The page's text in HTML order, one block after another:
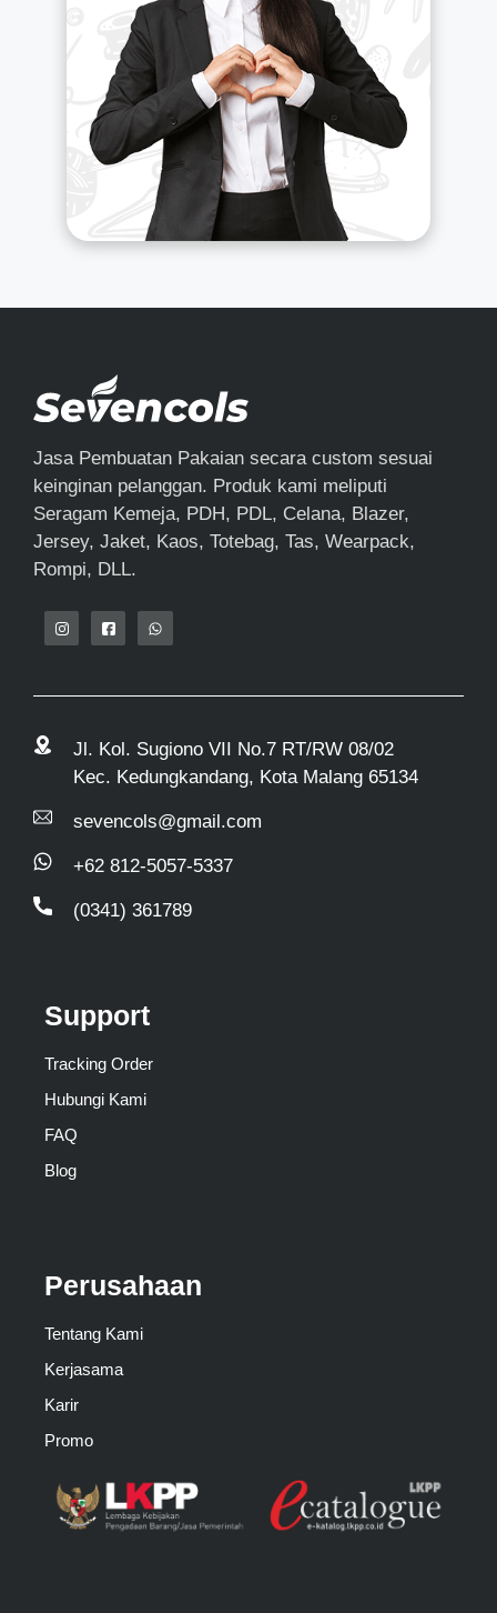
Jasa Pembuatan Pakaian secara custom sesuai
keinginan pelanggan. Produk kami meliputi
Seragam Kemeja, PDH, PDL, Celana, Blazer,
Jersey, Jaket, Kaos, Totebag, Tas, Wearpack,
Rompi, DLL.
Jl. Kol. Sugiono VII No.7 RT/RW 08/02
Kec. Kedungkandang, Kota Malang 65134
sevencols@gmail.com
+62 812-5057-5337
(0341) 361789
Support
Tracking Order
Hubungi Kami
FAQ
Blog
Perusahaan
Tentang Kami
Kerjasama
Karir
Promo